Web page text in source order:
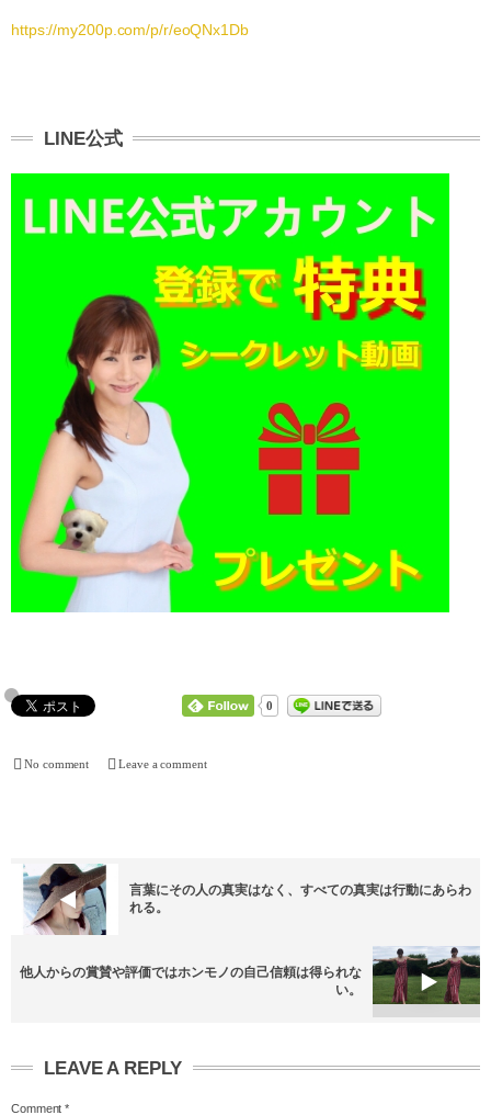
https://my200p.com/p/r/eoQNx1Db
LINE公式
0
No comment Leave a comment
言葉にその人の真実はなく、すべての真実は行動にあらわ
れる。
他人からの賞賛や評価ではホンモノの自己信頼は得られな
い。
LEAVE A REPLY
Comment *